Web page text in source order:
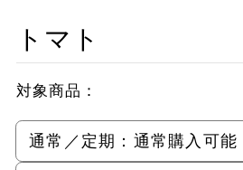
トマト
対象商品：
通常／定期： 通常購入可能